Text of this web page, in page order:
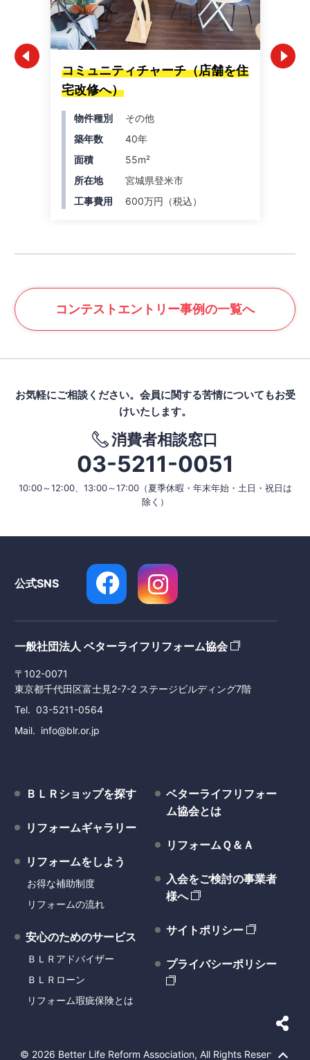
コミュニティチャーチ（店舗を住
宅改修へ）
物件種別
その他
築年数
40年
面積
55m²
所在地
宮城県登米市
工事費用
600万円（税込）
コンテストエントリー事例の一覧へ
お気軽にご相談ください。 会員に関する苦情についてもお受
けいたします。
消費者相談窓口
03-5211-0051
10:00～12:00、13:00～17:00（夏季休暇・年末年始・土日・祝日は
除く）
公式SNS
一般社団法人 ベターライフリフォーム協会
〒102-0071
東京都千代田区富士見2-7-2 ステージビルディング7階
Tel
03-5211-0564
Mail
info@blr.or.jp
ＢＬＲショップを探す
リフォームギャラリー
リフォームをしよう
お得な補助制度
リフォームの流れ
安心のためのサービス
ＢＬＲアドバイザー
ＢＬＲローン
リフォーム瑕疵保険とは
ベターライフリフォー
ム協会とは
リフォームＱ＆Ａ
入会をご検討の事業者
様へ
サイトポリシー
プライバシーポリシー
© 2026 Better Life Reform Association, All Rights Reserved.